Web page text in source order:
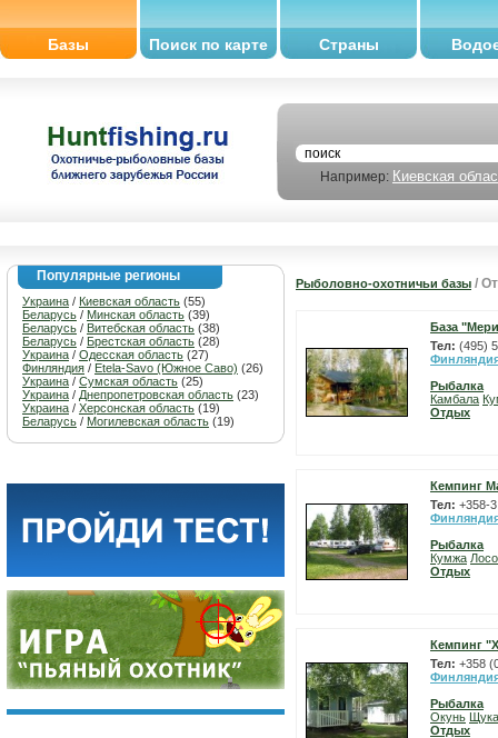
Базы Поиск по карте Страны
Например: Киевская
Популярные регионы
Украина / Киевская область (55)
Беларусь / Минская область (39)
Беларусь / Витебская область (38)
Беларусь / Брестская область (28)
Украина / Одесская область (27)
Финляндия / Etela-Savo (Южное Саво) (26)
Украина / Сумская область (25)
Украина / Днепропетровская область (23)
Украина / Херсонская область (19)
Беларусь / Могилевская область (19)
Рыболовно-охотничьи базы /
База
Тел: (495)
Рыбалка
Камбала
Отдых
Кемпинг
Тел: +358-
Рыбалка
Кумжа
Отдых
Кемпинг
Тел: +358
Рыбалка
Окунь Щука
Отдых